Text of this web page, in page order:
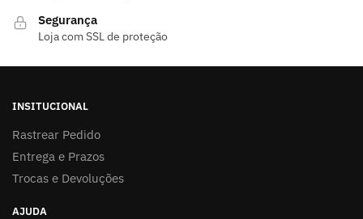
Segurança
Loja com SSL de proteção
INSITUCIONAL
Rastrear Pedido
Entrega e Prazos
Trocas e Devoluções
AJUDA